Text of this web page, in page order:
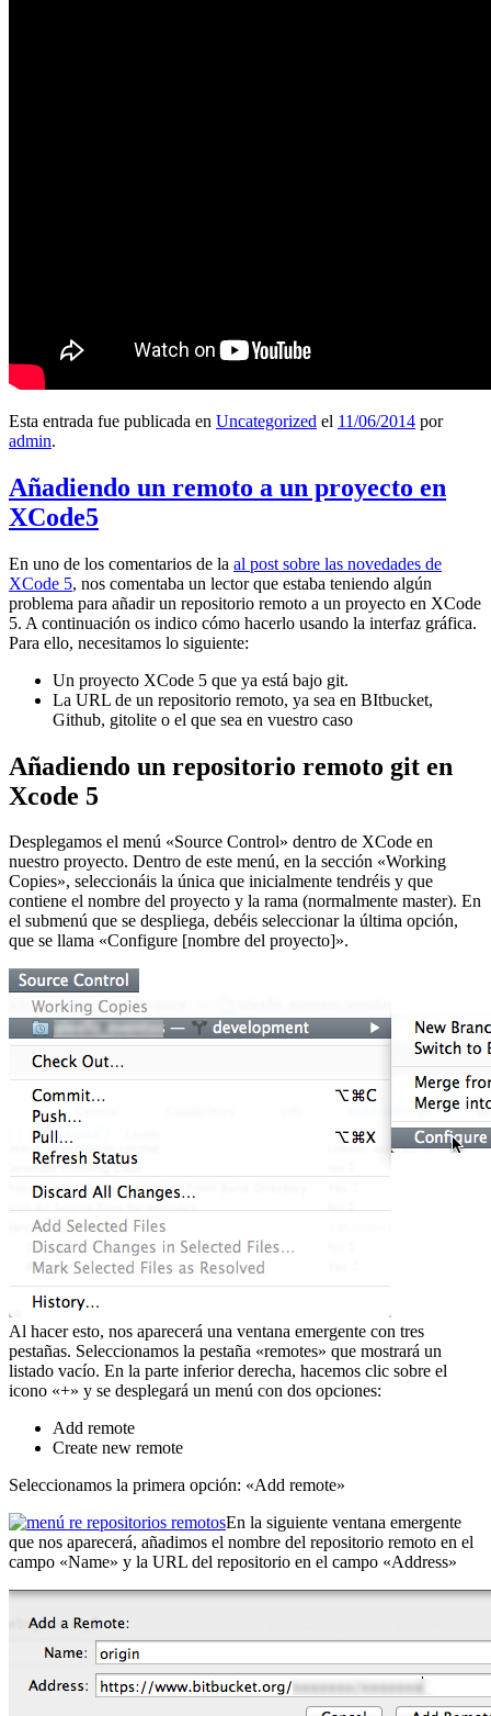
Esta entrada fue publicada en Uncategorized el 11/06/2014 por
admin.
Añadiendo un remoto a un proyecto en
XCode5
En uno de los comentarios de la al post sobre las novedades de
XCode 5, nos comentaba un lector que estaba teniendo algún
problema para añadir un repositorio remoto a un proyecto en XCode
5. A continuación os indico cómo hacerlo usando la interfaz gráfica.
Para ello, necesitamos lo siguiente:
Un proyecto XCode 5 que ya está bajo git.
La URL de un repositorio remoto, ya sea en BItbucket,
Github, gitolite o el que sea en vuestro caso
Añadiendo un repositorio remoto git en
Xcode 5
Desplegamos el menú «Source Control» dentro de XCode en
nuestro proyecto. Dentro de este menú, en la sección «Working
Copies», seleccionáis la única que inicialmente tendréis y que
contiene el nombre del proyecto y la rama (normalmente master). En
el submenú que se despliega, debéis seleccionar la última opción,
que se llama «Configure [nombre del proyecto]».
Al hacer esto, nos aparecerá una ventana emergente con tres
pestañas. Seleccionamos la pestaña «remotes» que mostrará un
listado vacío. En la parte inferior derecha, hacemos clic sobre el
icono «+» y se desplegará un menú con dos opciones:
Add remote
Create new remote
Seleccionamos la primera opción: «Add remote»
En la siguiente ventana emergente
que nos aparecerá, añadimos el nombre del repositorio remoto en el
campo «Name» y la URL del repositorio en el campo «Address»